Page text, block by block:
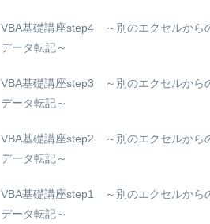
VBA基礎講座step4 ～別のエクセルから
データ転記～
VBA基礎講座step3 ～別のエクセルから
データ転記～
VBA基礎講座step2 ～別のエクセルから
データ転記～
VBA基礎講座step1 ～別のエクセルから
データ転記～